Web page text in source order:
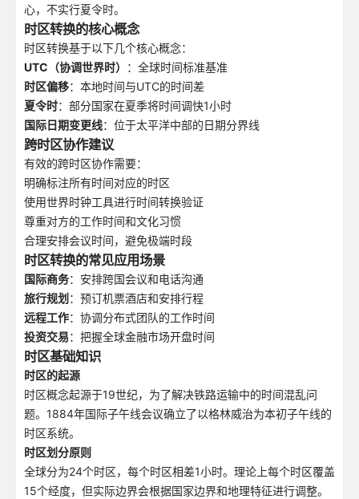
心，不实行夏令时。
时区转换的核心概念
时区转换基于以下几个核心概念：
UTC（协调世界时）
：全球时间标准基准
时区偏移：本地时间与UTC的时间差
夏令时：部分国家在夏季将时间调快1小时
国际日期变更线：位于太平洋中部的日期分界线
跨时区协作建议
有效的跨时区协作需要：
明确标注所有时间对应的时区
使用世界时钟工具进行时间转换验证
尊重对方的工作时间和文化习惯
合理安排会议时间，避免极端时段
时区转换的常见应用场景
国际商务：安排跨国会议和电话沟通
旅行规划 ：预订机票酒店和安排行程
远程工作：协调分布式团队的工作时间
投资交易：把握全球金融市场开盘时间
时区基础知识
时区的起源
时区概念起源于19世纪，为了解决铁路运输中的时间混乱问
题。1884年国际子午线会议确立了以格林威治为本初子午线的
时区系统。
时区划分原则
全球分为24个时区，每个时区相差1小时。理论上每个时区覆盖
15个经度，但实际边界会根据国家边界和地理特征进行调整。